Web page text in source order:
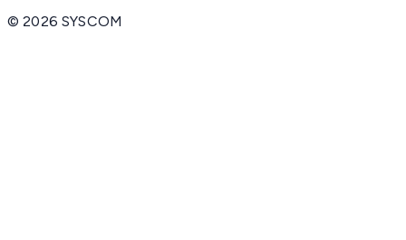
©2026 SYSCOM